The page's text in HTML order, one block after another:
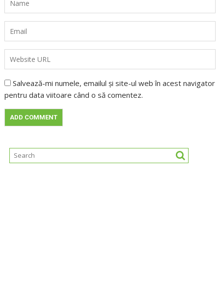
Salvează-mi numele, emailul și site-ul web în acest navigator
pentru data viitoare când o să comentez.